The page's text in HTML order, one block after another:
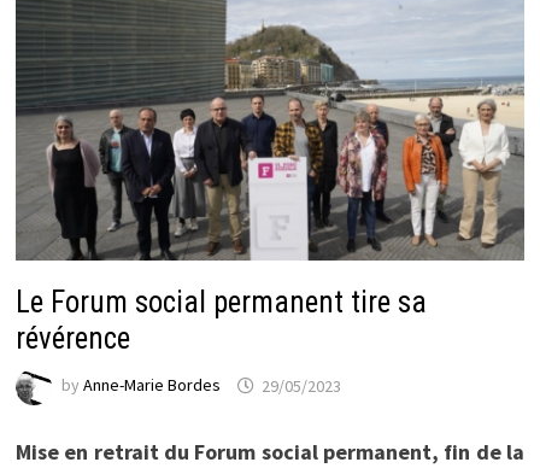
Le Forum social permanent tire sa
révérence
by Anne-Marie Bordes 29/05/2023
Mise en retrait du Forum social permanent, fin de la